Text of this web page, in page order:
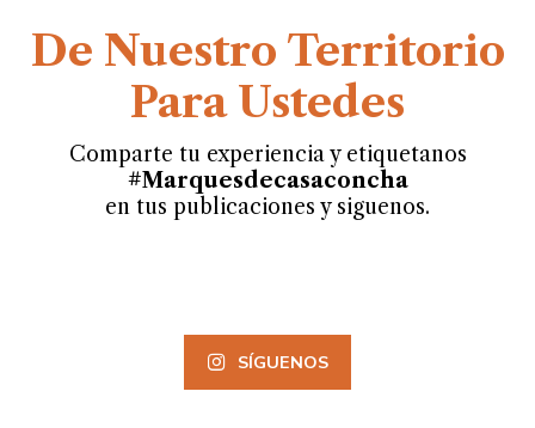
De Nuestro Territorio
Para Ustedes
Comparte tu experiencia y etiquetanos
#Marquesdecasaconcha
en tus publicaciones y siguenos.
SÍGUENOS